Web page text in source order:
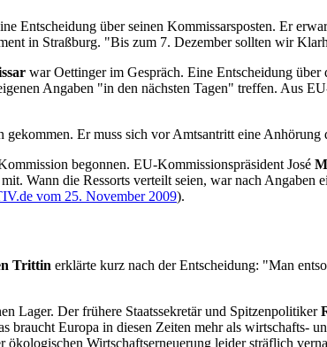
Entscheidung über seinen Kommissarsposten. Er
in Straßburg. "Bis zum 7. Dezember sollten wir
war Oettinger im Gespräch. Eine Entscheidung über
Angaben "in den nächsten Tagen" treffen. Aus
Er muss sich vor Amtsantritt eine Anhörung
begonnen. EU-Kommissionspräsident José
Wann die Ressorts verteilt seien, war nach Angaben
vom 25. November 2009).
Trittin erklärte kurz nach der Entscheidung: "Man
Lager. Der frühere Staatssekretär und Spitzenpolitiker
braucht Europa in diesen Zeiten mehr als wirtschafts-
Wirtschaftserneuerung leider sträflich